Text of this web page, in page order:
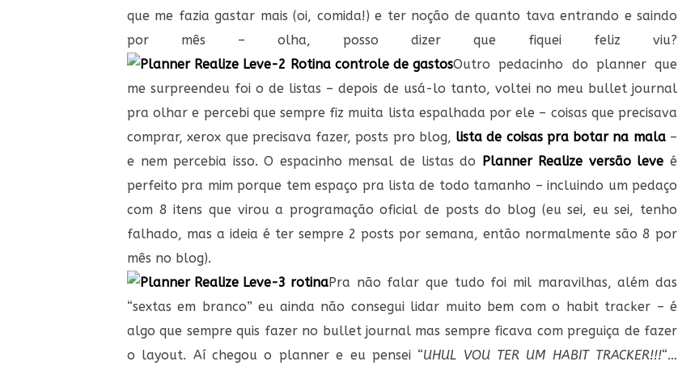
que me fazia gastar mais (oi, comida!) e ter noção de quanto tava entrando e saindo
por mês – olha, posso dizer que fiquei feliz viu?
Outro pedacinho do planner que
me surpreendeu foi o de listas – depois de usá-lo tanto, voltei no meu bullet journal
pra olhar e percebi que sempre fiz muita lista espalhada por ele – coisas que precisava
comprar, xerox que precisava fazer, posts pro blog, lista de coisas pra botar na mala–
e nem percebia isso. O espacinho mensal de listas do Planner Realize versão leve é
perfeito pra mim porque tem espaço pra lista de todo tamanho – incluindo um pedaço
com 8 itens que virou a programação oficial de posts do blog (eu sei, eu sei, tenho
falhado, mas a ideia é ter sempre 2 posts por semana, então normalmente são 8 por
mês no blog).
Pra não falar que tudo foi mil maravilhas, além das
“sextas em branco” eu ainda não consegui lidar muito bem com o habit tracker – é
algo que sempre quis fazer no bullet journal mas sempre ficava com preguiça de fazer
o layout. Aí chegou o planner e eu pensei “UHUL VOU TER UM HABIT TRACKER!!!“…